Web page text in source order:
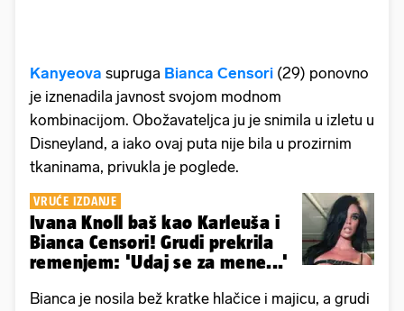
Kanyeova supruga Bianca Censori (29) ponovno
je iznenadila javnost svojom modnom
kombinacijom. Obožavateljca ju je snimila u izletu u
Disneyland, a iako ovaj puta nije bila u prozirnim
tkaninama, privukla je poglede.
VRUĆE IZDANJE
Ivana Knoll baš kao Karleuša i
Bianca Censori! Grudi prekrila
remenjem: 'Udaj se za mene...'
Bianca je nosila bež kratke hlačice i majicu, a grudi